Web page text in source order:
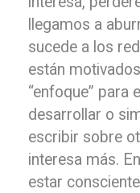
llegamos a
sucede a los
están
“enfoque” para
desarrollar o
escribir sobre
interesa más.
estar